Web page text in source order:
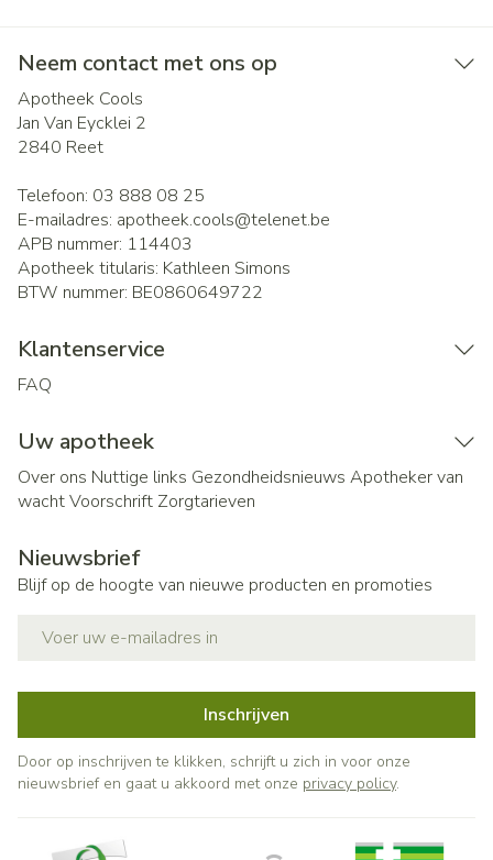
Neem contact met ons op
Apotheek Cools
Jan Van Eycklei 2
2840 Reet
Telefoon: 03 888 08 25
E-mailadres: apotheek.cools@telenet.be
APB nummer: 114403
Apotheek titularis: Kathleen Simons
BTW nummer: BE0860649722
Klantenservice
FAQ
Uw apotheek
Over ons Nuttige links Gezondheidsnieuws Apotheker van
wachtVoorschrift Zorgtarieven
Nieuwsbrief
Blijf op de hoogte van nieuwe producten en promoties
Inschrijven
Door op inschrijven te klikken, schrijft u zich in voor onze
nieuwsbrief en gaat u akkoord met onze privacy policy.